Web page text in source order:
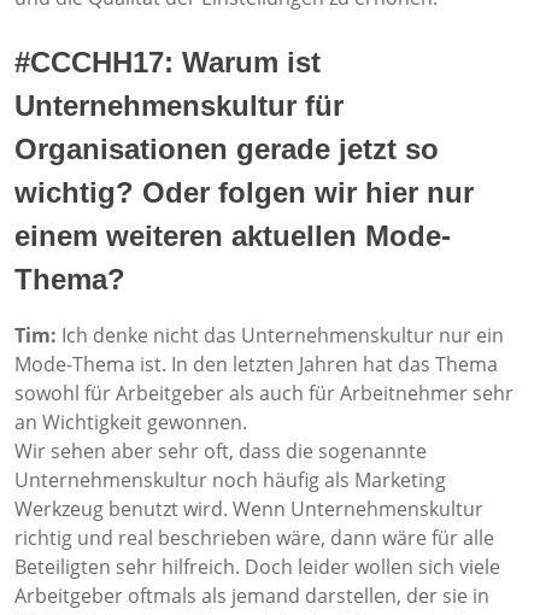
#CCCHH17: Warum ist
Unternehmenskultur für
Organisationen gerade jetzt so
wichtig? Oder folgen wir hier nur
einem weiteren aktuellen Mode-
Thema?
Tim: Ich denke nicht das Unternehmenskultur nur ein
Mode-Thema ist. In den letzten Jahren hat das Thema
sowohl für Arbeitgeber als auch für Arbeitnehmer sehr
an Wichtigkeit gewonnen.
Wir sehen aber sehr oft, dass die sogenannte
Unternehmenskultur noch häufig als Marketing
Werkzeug benutzt wird. Wenn Unternehmenskultur
richtig und real beschrieben wäre, dann wäre für alle
Beteiligten sehr hilfreich. Doch leider wollen sich viele
Arbeitgeber oftmals als jemand darstellen, der sie in